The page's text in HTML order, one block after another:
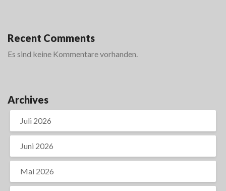
Recent Comments
Es sind keine Kommentare vorhanden.
Archives
Juli 2026
Juni 2026
Mai 2026